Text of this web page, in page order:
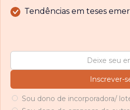
Tendências em teses
Sou dono de incorporadora/